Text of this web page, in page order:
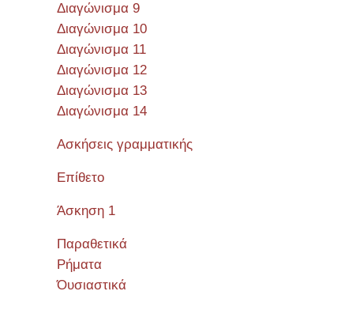
Διαγώνισμα 9
Διαγώνισμα 10
Διαγώνισμα 11
Διαγώνισμα 12
Διαγώνισμα 13
Διαγώνισμα 14
Ασκήσεις γραμματικής
Επίθετο
Άσκηση 1
Παραθετικά
Ρήματα
Όυσιαστικά